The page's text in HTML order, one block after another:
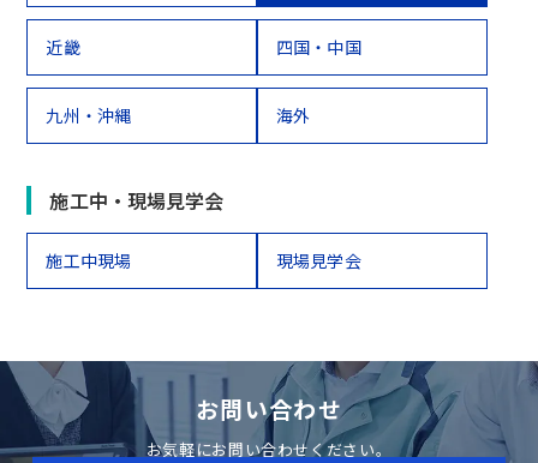
近畿 四国・中国
九州・沖縄 海外
施工中・現場見学会
施工中現場 現場見学会
お問い合わせ
お気軽にお問い合わせください。